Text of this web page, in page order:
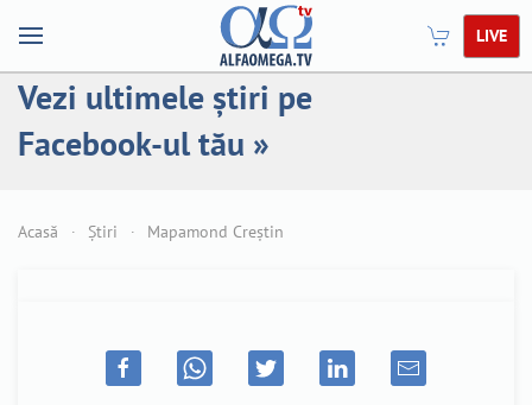
LIVE
Vezi ultimele știri pe
Facebook-ul tău »
Acasă Știri Mapamond Creștin